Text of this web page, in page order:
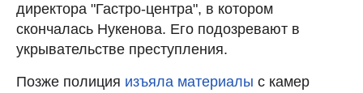
директора "Гастро-центра", в котором
скончалась Нукенова. Его подозревают в
укрывательстве преступления.
Позже полиция изъяла материалы с камер